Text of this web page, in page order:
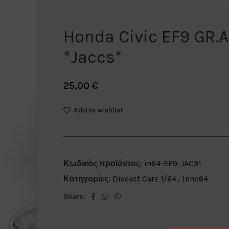
Honda Civic EF9
*Jaccs*
25,00 €
Add to wishlist
Κωδικός προϊόντος: in64-EF9-JAC91
Κατηγορίες: Diecast Cars 1/64, Inno64
Share: